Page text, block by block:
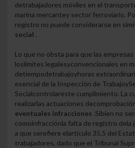
detrabajadores móviles en el
marina mercantey sector ferroviario.
registro no puede considerarse en sí
social .
Lo que no obsta para que las empresas
loslímites legalesyconvencionales en
detiempodetrabajoyhoras
esencial de la Inspección de Trabajoy
Socialcontrolareste cumplimiento. La
realizarlas actuaciones
eventuales infracciones .Sibien no
comoinfracciónla falta de registro dela
a que serefiere elartículo 35.5 del
trabajadores, dado que el Tribunal